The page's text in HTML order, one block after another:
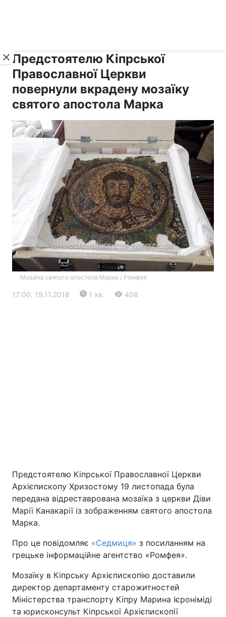
Київ Львів
Дніпро Харків
Одеса
Спорт Наука
Техно і зв'язок Лайт
Зброя Інциденти
Предстоятелю Кіпрської
Православної Церкви
повернули вкрадену мозаїку
святого апостола Марка
Мозаїка святого апостола Марка / Ромфея
17:00, 19.11.2018 1 хв. 408
Предстоятелю Кіпрської Православної Церкви
Архієпископу Хризостому 19 листопада була
передана відреставрована мозаїка з церкви Діви
Марії Канакарії із зображенням святого апостола
Марка.
Про це повідомляє «Седмиця» з посиланням на
грецьке інформаційне агентство «Ромфея».
Мозаїку в Кіпрську Архієпископію доставили
директор департаменту старожитностей
Міністерства транспорту Кіпру Марина Ієроніміді
та юрисконсульт Кіпрської Архієпископії